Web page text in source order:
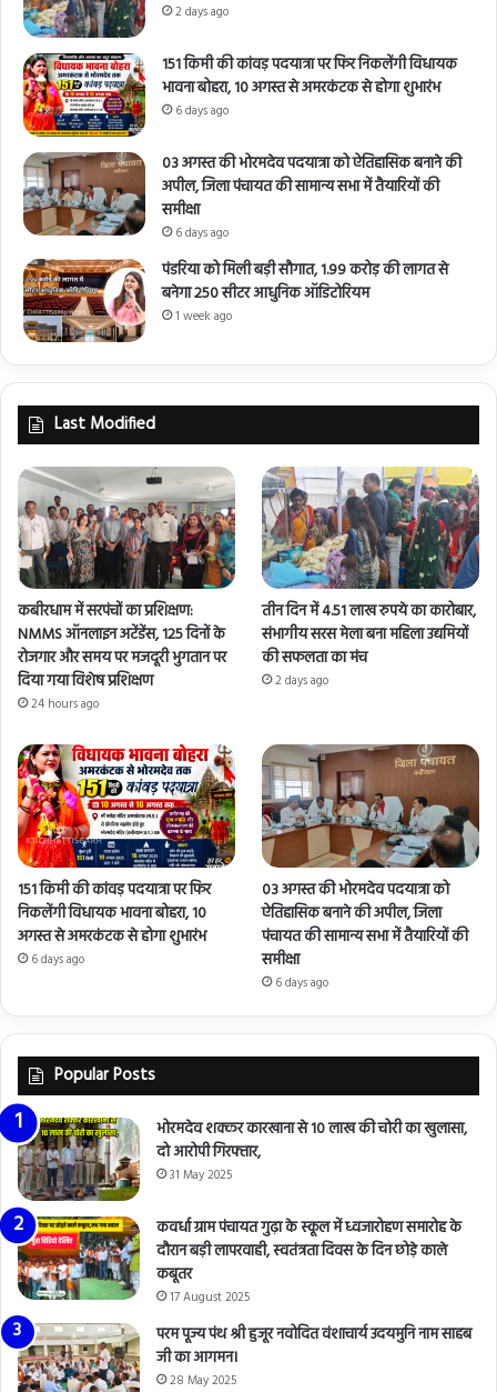
2 days ago
151 किमी की कांवड़ पदयात्रा पर फिर निकलेंगी विधायक
भावना बोहरा, 10 अगस्त से अमरकंटक से होगा शुभारंभ
6 days ago
03 अगस्त की भोरमदेव पदयात्रा को ऐतिहासिक बनाने की
अपील, जिला पंचायत की सामान्य सभा में तैयारियों की
समीक्षा
6 days ago
पंडरिया को मिली बड़ी सौगात, 1.99 करोड़ की लागत से
बनेगा 250 सीटर आधुनिक ऑडिटोरियम
1 week ago
Last Modified
कबीरधाम में सरपंचों का प्रशिक्षण:
NMMS ऑनलाइन अटेंडेंस, 125 दिनों के
रोजगार और समय पर मजदूरी भुगतान पर
दिया गया विशेष प्रशिक्षण
24 hours ago
तीन दिन में 4.51 लाख रुपये का कारोबार,
संभागीय सरस मेला बना महिला उद्यमियों
की सफलता का मंच
2 days ago
151 किमी की कांवड़ पदयात्रा पर फिर
निकलेंगी विधायक भावना बोहरा, 10
अगस्त से अमरकंटक से होगा शुभारंभ
6 days ago
03 अगस्त की भोरमदेव पदयात्रा को
ऐतिहासिक बनाने की अपील, जिला
पंचायत की सामान्य सभा में तैयारियों की
समीक्षा
6 days ago
Popular Posts
भोरमदेव शक्कर कारखाना से 10 लाख की चोरी का खुलासा,
दो आरोपी गिरफ्तार,
31 May 2025
कवर्धा ग्राम पंचायत गुढ़ा के स्कूल में ध्वजारोहण समारोह के
दौरान बड़ी लापरवाही, स्वतंत्रता दिवस के दिन छोड़े काले
कबूतर
17 August 2025
परम पूज्य पंथ श्री हुजूर नवोदित वंशाचार्य उदयमुनि नाम साहब
जी का आगमन।
28 May 2025